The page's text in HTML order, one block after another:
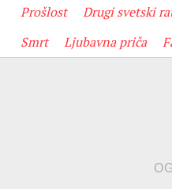
Prošlost
Drugi svetski
Smrt
Ljubavna priča